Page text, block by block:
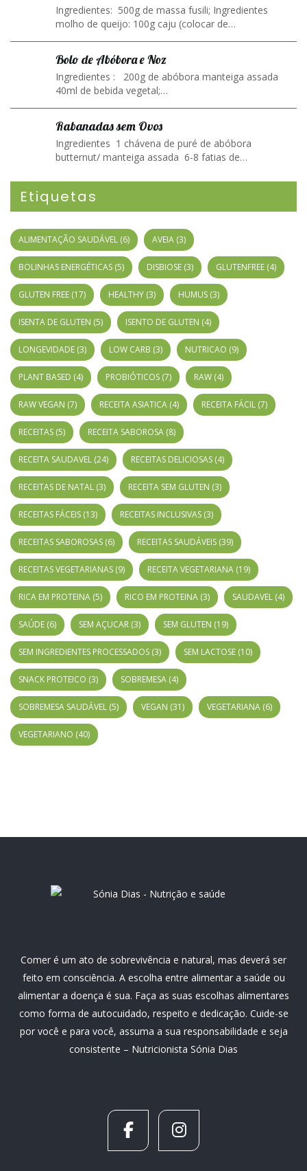
Ingredientes: 500g de massa fusili; Ingredientes
molho de queijo: 100g caju (colocar de…
Bolo de Abóbora e Noz
Ingredientes : 200g de abóbora manteiga assada
40ml de bebida vegetal;…
Rabanadas sem Ovos
Ingredientes 1 chávena de puré de abóbora
butternut/ manteiga assada 6-8 fatias de…
Etiquetas
ALIMENTAÇÃO SAUDÁVEL (6) AVEIA (3)
BOLINHAS ENERGÉTICAS (5) DISBIOSE (3) GLUTENFREE (4)
GLUTEN FREE (17) HEALTHY (3) HUMUS (3)
ISENTA DE GLUTEN (5) ISENTO DE GLUTEN (4)
LONGEVIDADE (3) LOW CARB (3) NUTRICAO (9)
PLANT BASED (4) PROBIÓTICOS (7) RAW (4)
RAW VEGAN (7) RECEITA ASIATICA (4) RECEITA FÁCIL (7)
RECEITAS (5) RECEITA SABOROSA (8)
RECEITA SAUDAVEL (24) RECEITAS DELICIOSAS (4)
RECEITAS DE NATAL (3) RECEITA SEM GLUTEN (3)
RECEITAS FÁCEIS (13) RECEITAS INCLUSIVAS (3)
RECEITAS SABOROSAS (6) RECEITAS SAUDÁVEIS (39)
RECEITAS VEGETARIANAS (9) RECEITA VEGETARIANA (19)
RICA EM PROTEINA (5) RICO EM PROTEINA (3) SAUDAVEL (4)
SAÚDE (6) SEM AÇUCAR (3) SEM GLUTEN (19)
SEM INGREDIENTES PROCESSADOS (3) SEM LACTOSE (10)
SNACK PROTEICO (3) SOBREMESA (4)
SOBREMESA SAUDÁVEL (5) VEGAN (31) VEGETARIANA (6)
VEGETARIANO (40)
Comer é um ato de sobrevivência e natural, mas deverá ser
feito em consciência. A escolha entre alimentar a saúde ou
alimentar a doença é sua. Faça as suas escolhas alimentares
como forma de autocuidado, respeito e dedicação. Cuide-se
por você e para você, assuma a sua responsabilidade e seja
consistente – Nutricionista Sónia Dias